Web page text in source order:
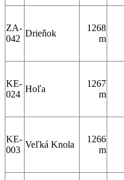
ZA-
042
Drieňok
1268
m
KE-
024
Hoľa
1267
m
KE-
003
Veľká Knola
1266
m